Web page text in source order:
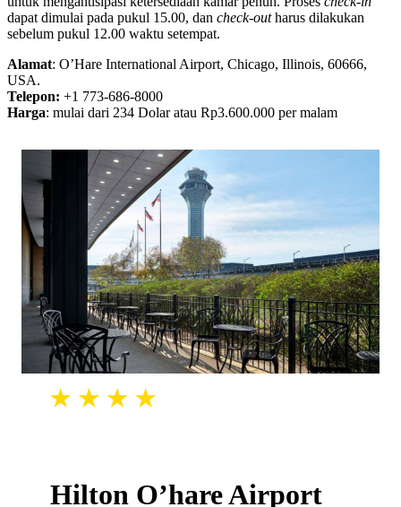
dapat dimulai pada pukul 15.00, dan check-outharus dilakukan
sebelum pukul 12.00 waktu setempat.
Alamat: O’Hare International Airport, Chicago, Illinois, 60666,
USA.
Telepon: +1 773-686-8000
Harga: mulai dari 234 Dolar atau Rp3.600.000 per malam
Hilton O’hare Airport